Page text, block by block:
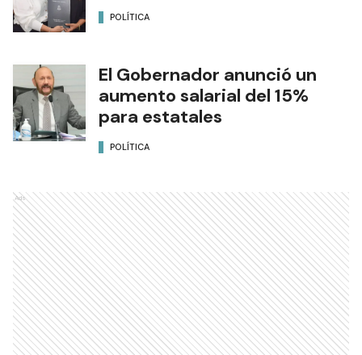
POLÍTICA
El Gobernador anunció un
aumento salarial del 15%
para estatales
POLÍTICA
Ads